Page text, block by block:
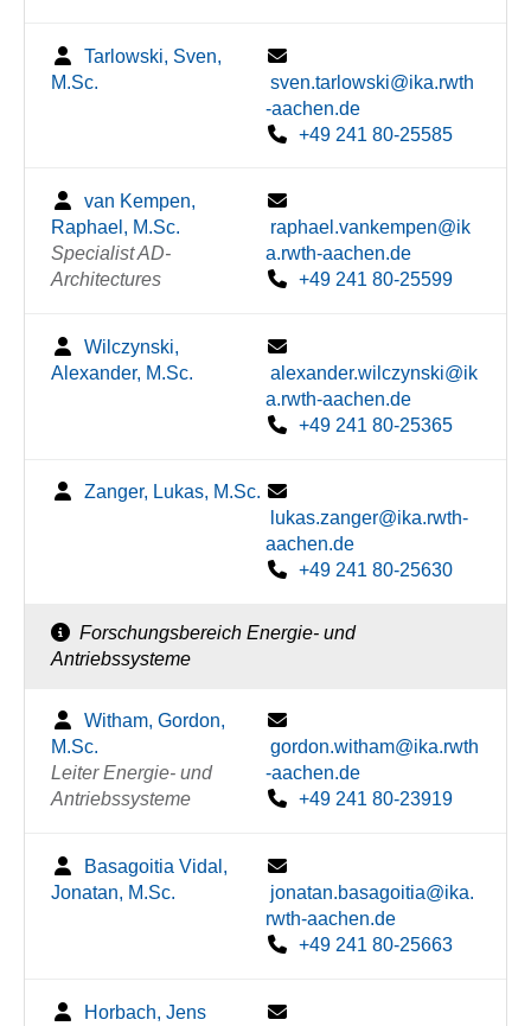
Tarlowski, Sven,
M.Sc.
sven.tarlowski@ika.rwth
-aachen.de
+49 241 80-25585
van Kempen,
Raphael, M.Sc.
Specialist AD-
Architectures
raphael.vankempen@ik
a.rwth-aachen.de
+49 241 80-25599
Wilczynski,
Alexander, M.Sc.
alexander.wilczynski@ik
a.rwth-aachen.de
+49 241 80-25365
Zanger, Lukas, M.Sc.
lukas.zanger@ika.rwth-
aachen.de
+49 241 80-25630
Forschungsbereich Energie- und
Antriebssysteme
Witham, Gordon,
M.Sc.
Leiter Energie- und
Antriebssysteme
gordon.witham@ika.rwth
-aachen.de
+49 241 80-23919
Basagoitia Vidal,
Jonatan, M.Sc.
jonatan.basagoitia@ika.
rwth-aachen.de
+49 241 80-25663
Horbach, Jens